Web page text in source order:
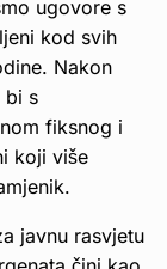
ugovore s
kod svih
Nakon
bi s
fiksnog i
koji više
javnu rasvjetu